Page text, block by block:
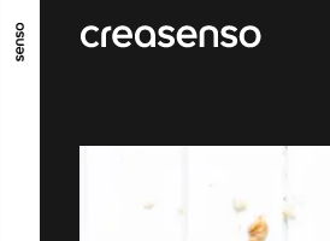
ALLER AU CONTENU PRINCIPAL